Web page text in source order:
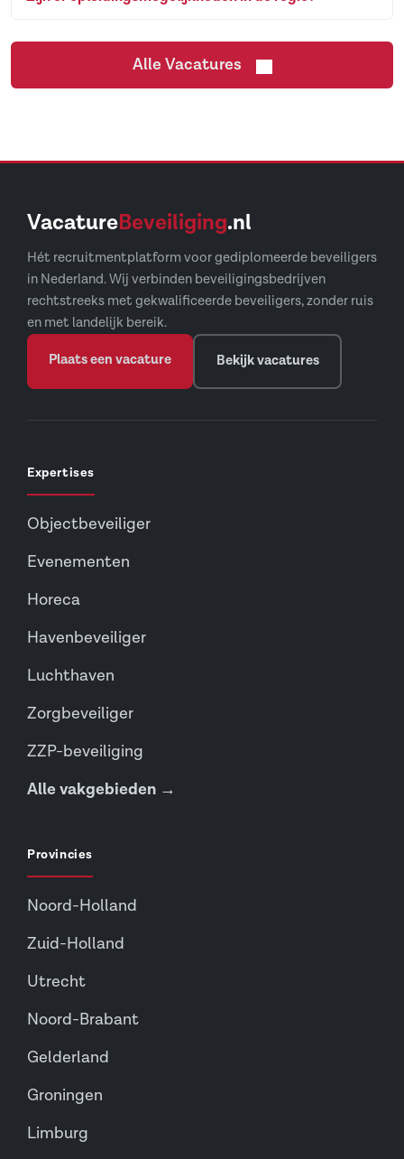
Alle Vacatures
VacatureBeveiliging.nl
Hét recruitmentplatform voor gediplomeerde beveiligers
in Nederland. Wij verbinden beveiligingsbedrijven
rechtstreeks met gekwalificeerde beveiligers, zonder ruis
en met landelijk bereik.
Plaats een vacature Bekijk vacatures
Expertises
Objectbeveiliger
Evenementen
Horeca
Havenbeveiliger
Luchthaven
Zorgbeveiliger
ZZP-beveiliging
Alle vakgebieden →
Provincies
Noord-Holland
Zuid-Holland
Utrecht
Noord-Brabant
Gelderland
Groningen
Limburg